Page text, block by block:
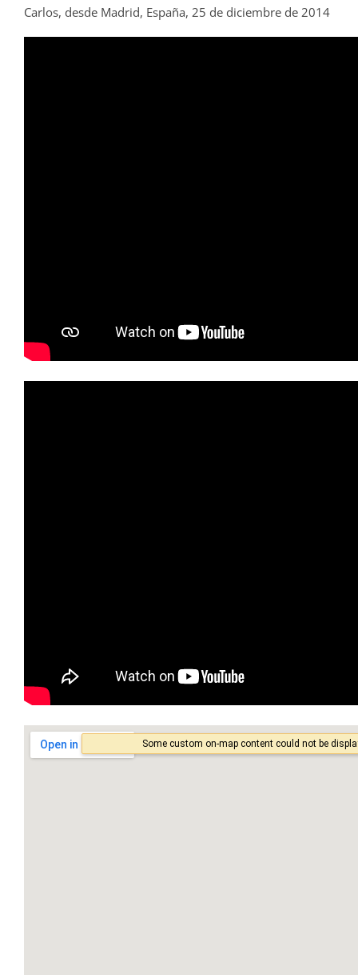
Carlos, desde Madrid, España, 25 de diciembre de 2014